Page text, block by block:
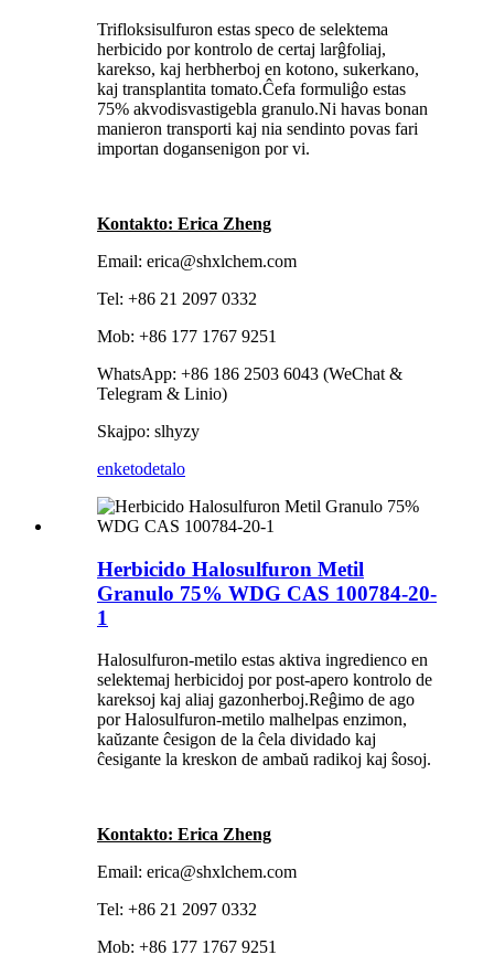
Trifloksisulfuron estas speco de selektema
herbicido por kontrolo de certaj larĝfoliaj,
karekso, kaj herbherboj en kotono, sukerkano,
kaj transplantita tomato.Ĉefa formuliĝo estas
75% akvodisvastigebla granulo.Ni havas bonan
manieron transporti kaj nia sendinto povas fari
importan dogansenigon por vi.
Kontakto: Erica Zheng
Email: erica@shxlchem.com
Tel: +86 21 2097 0332
Mob: +86 177 1767 9251
WhatsApp: +86 186 2503 6043 (WeChat &
Telegram & Linio)
Skajpo: slhyzy
enketodetalo
Herbicido Halosulfuron Metil
Granulo 75% WDG CAS 100784-20-
1
Halosulfuron-metilo estas aktiva ingredienco en
selektemaj herbicidoj por post-apero kontrolo de
kareksoj kaj aliaj gazonherboj.Reĝimo de ago
por Halosulfuron-metilo malhelpas enzimon,
kaŭzante ĉesigon de la ĉela dividado kaj
ĉesigante la kreskon de ambaŭ radikoj kaj ŝosoj.
Kontakto: Erica Zheng
Email: erica@shxlchem.com
Tel: +86 21 2097 0332
Mob: +86 177 1767 9251